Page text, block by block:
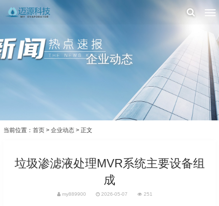
企业动态
当前位置： 首页 > 企业动态 > 正文
垃圾渗滤液处理MVR系统主要设备组
成
my889900 2026-05-07 251